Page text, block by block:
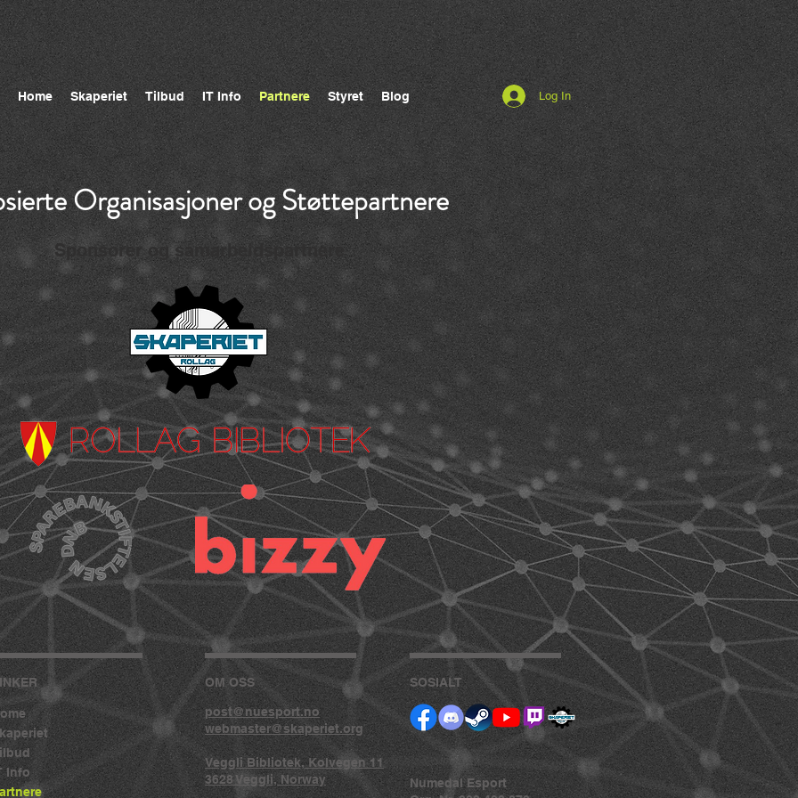
Home Skaperiet Tilbud IT Info Partnere Styret Blog Log In
Organisasjoner og Støttepartnere
Sponsorer og samarbeidspartnere
Info
OM OSS SOSIALT
post@nuesport.no
webmaster@skaperiet.org
Veggli Bibliotek, Kolvegen 11
3628 Veggli, Norway
Numedal Esport